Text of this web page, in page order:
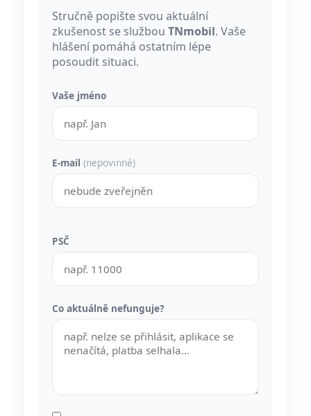
Stručně popište svou aktuální
zkušenost se službou TNmobil. Vaše
hlášení pomáhá ostatním lépe
posoudit situaci.
Vaše jméno
E-mail (nepovinné)
PSČ
Co aktuálně nefunguje?